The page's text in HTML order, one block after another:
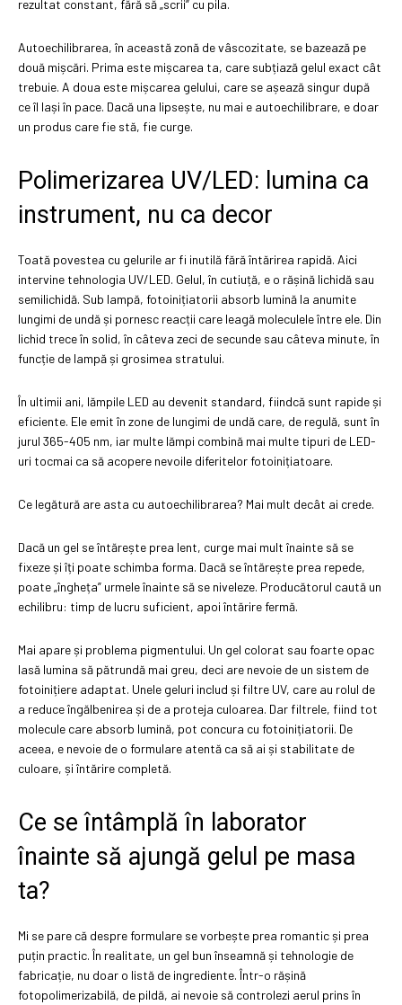
rezultat constant, fără să „scrii” cu pila.
Autoechilibrarea, în această zonă de vâscozitate, se bazează pe
două mișcări. Prima este mișcarea ta, care subțiază gelul exact cât
trebuie. A doua este mișcarea gelului, care se așează singur după
ce îl lași în pace. Dacă una lipsește, nu mai e autoechilibrare, e doar
un produs care fie stă, fie curge.
Polimerizarea UV/LED: lumina ca
instrument, nu ca decor
Toată povestea cu gelurile ar fi inutilă fără întărirea rapidă. Aici
intervine tehnologia UV/LED. Gelul, în cutiuță, e o rășină lichidă sau
semilichidă. Sub lampă, fotoinițiatorii absorb lumină la anumite
lungimi de undă și pornesc reacții care leagă moleculele între ele. Din
lichid trece în solid, în câteva zeci de secunde sau câteva minute, în
funcție de lampă și grosimea stratului.
În ultimii ani, lămpile LED au devenit standard, fiindcă sunt rapide și
eficiente. Ele emit în zone de lungimi de undă care, de regulă, sunt în
jurul 365-405 nm, iar multe lămpi combină mai multe tipuri de LED-
uri tocmai ca să acopere nevoile diferitelor fotoinițiatoare.
Ce legătură are asta cu autoechilibrarea? Mai mult decât ai crede.
Dacă un gel se întărește prea lent, curge mai mult înainte să se
fixeze și îți poate schimba forma. Dacă se întărește prea repede,
poate „îngheța” urmele înainte să se niveleze. Producătorul caută un
echilibru: timp de lucru suficient, apoi întărire fermă.
Mai apare și problema pigmentului. Un gel colorat sau foarte opac
lasă lumina să pătrundă mai greu, deci are nevoie de un sistem de
fotoinițiere adaptat. Unele geluri includ și filtre UV, care au rolul de
a reduce îngălbenirea și de a proteja culoarea. Dar filtrele, fiind tot
molecule care absorb lumină, pot concura cu fotoinițiatorii. De
aceea, e nevoie de o formulare atentă ca să ai și stabilitate de
culoare, și întărire completă.
Ce se întâmplă în laborator
înainte să ajungă gelul pe masa
ta?
Mi se pare că despre formulare se vorbește prea romantic și prea
puțin practic. În realitate, un gel bun înseamnă și tehnologie de
fabricație, nu doar o listă de ingrediente. Într-o rășină
fotopolimerizabilă, de pildă, ai nevoie să controlezi aerul prins în